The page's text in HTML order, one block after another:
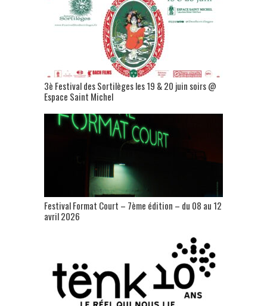
3è Festival des Sortilèges les 19 & 20 juin soirs @
Espace Saint Michel
Festival Format Court – 7ème édition – du 08 au 12
avril 2026